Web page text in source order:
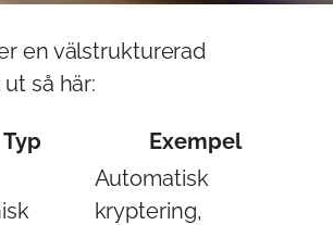
en välstrukturerad
så här:
Typ Exempel
Automatisk
kryptering,